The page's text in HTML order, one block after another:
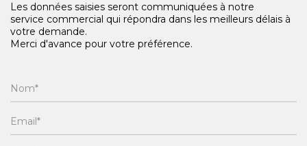
Les données saisies seront communiquées à notre
service commercial qui répondra dans les meilleurs délais à
votre demande.
Merci d'avance pour votre préférence.